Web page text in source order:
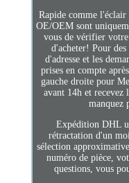
Rapide comme
OE/OEM sont
vous de vérifier votre
d'acheter! Pour
d'adresse et les
prises en compte
gauche droite pour
avant 14h et recevez
manquez
Expédition DHL
rétractation d'un
sélection
numéro de pièce,
questions, vous